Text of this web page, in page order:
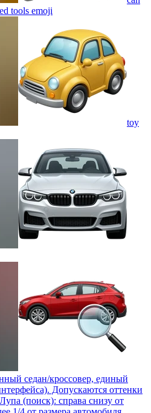
tools emoji
toy
седан/кроссовер, единый
Допускаются оттенки
(поиск): справа снизу от